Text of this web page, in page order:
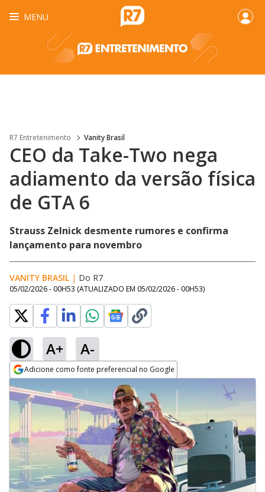
MENU
R7 Entretenimento Vanity Brasil
CEO da Take-Two nega
adiamento da versão física
de GTA 6
Strauss Zelnick desmente rumores e confirma
lançamento para novembro
VANITY BRASIL | Do R7
05/02/2026 - 00H53 (ATUALIZADO EM 05/02/2026 - 00H53)
A+ A-
Adicione como fonte preferencial no Google
Opens in new window